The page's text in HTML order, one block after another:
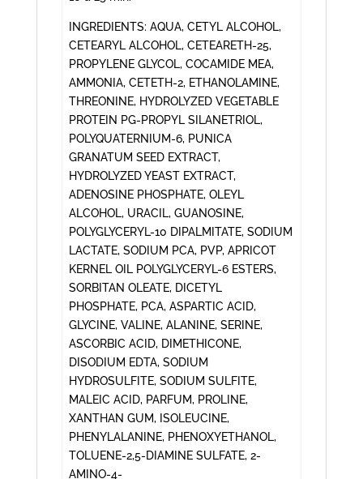
INGREDIENTS: AQUA, CETYL ALCOHOL,
CETEARYL ALCOHOL, CETEARETH-25,
PROPYLENE GLYCOL, COCAMIDE MEA,
AMMONIA, CETETH-2, ETHANOLAMINE,
THREONINE, HYDROLYZED VEGETABLE
PROTEIN PG-PROPYL SILANETRIOL,
POLYQUATERNIUM-6, PUNICA
GRANATUM SEED EXTRACT,
HYDROLYZED YEAST EXTRACT,
ADENOSINE PHOSPHATE, OLEYL
ALCOHOL, URACIL, GUANOSINE,
POLYGLYCERYL-10 DIPALMITATE, SODIUM
LACTATE, SODIUM PCA, PVP, APRICOT
KERNEL OIL POLYGLYCERYL-6 ESTERS,
SORBITAN OLEATE, DICETYL
PHOSPHATE, PCA, ASPARTIC ACID,
GLYCINE, VALINE, ALANINE, SERINE,
ASCORBIC ACID, DIMETHICONE,
DISODIUM EDTA, SODIUM
HYDROSULFITE, SODIUM SULFITE,
MALEIC ACID, PARFUM, PROLINE,
XANTHAN GUM, ISOLEUCINE,
PHENYLALANINE, PHENOXYETHANOL,
TOLUENE-2,5-DIAMINE SULFATE, 2-
AMINO-4-